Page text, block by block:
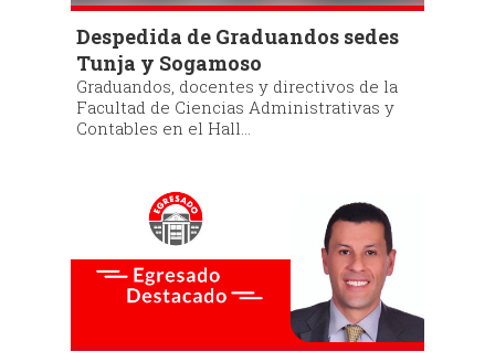
Despedida de Graduandos sedes
Tunja y Sogamoso
Graduandos, docentes y directivos de la
Facultad de Ciencias Administrativas y
Contables en el Hall...